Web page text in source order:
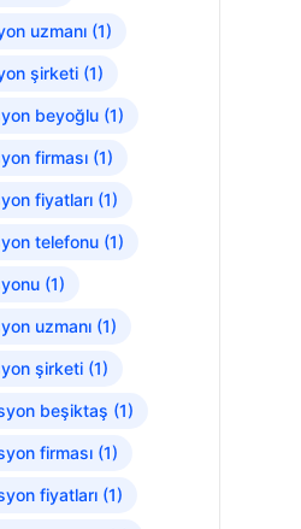
uzmanı(1)
şirketi(1)
beyoğlu(1)
firması(1)
fiyatları(1)
telefonu(1)
(1)
uzmanı(1)
şirketi(1)
beşiktaş (1)
firması(1)
fiyatları(1)